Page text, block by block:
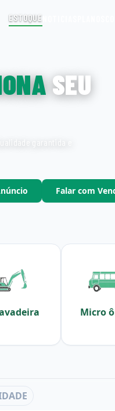
ESTOQUE
SEU
Falar com
Micro